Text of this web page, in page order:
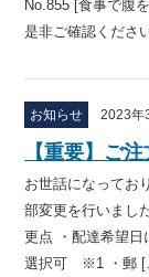
No.855 [食事で腹
是非ご確認くださ
お知らせ 2023年
【重要】ご
お世話になってお
部変更を行いまし
更点 ・配達希望日
選択可 ※1 ・郵